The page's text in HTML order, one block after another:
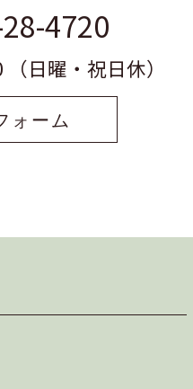
4720
日曜・祝日休）
ォーム